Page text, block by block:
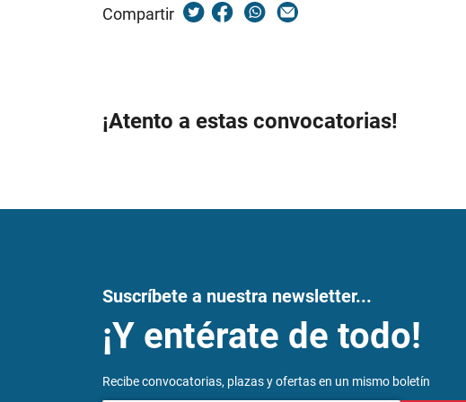
Compartir
¡Atento a estas convocatorias!
Suscríbete a nuestra newsletter...
¡Y entérate de todo!
Recibe convocatorias, plazas y ofertas en un mismo boletín